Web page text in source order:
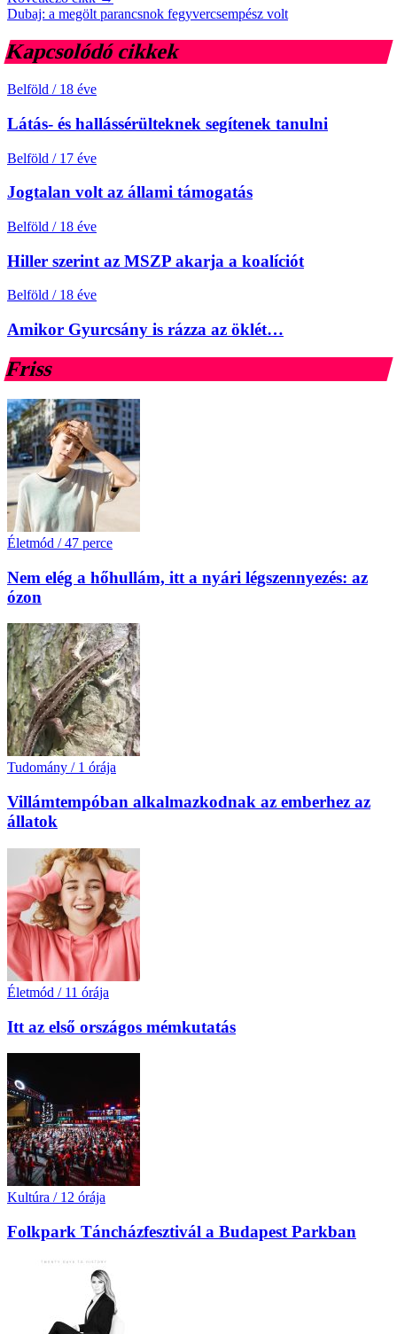
Dubaj: a megölt parancsnok fegyvercsempész volt
Kapcsolódó cikkek
Belföld / 18 éve
Látás- és hallássérülteknek segítenek tanulni
Belföld / 17 éve
Jogtalan volt az állami támogatás
Belföld / 18 éve
Hiller szerint az MSZP akarja a koalíciót
Belföld / 18 éve
Amikor Gyurcsány is rázza az öklét…
Friss
Életmód / 47 perce
Nem elég a hőhullám, itt a nyári légszennyezés: az
ózon
Tudomány / 1 órája
Villámtempóban alkalmazkodnak az emberhez az
állatok
Életmód / 11 órája
Itt az első országos mémkutatás
Kultúra / 12 órája
Folkpark Táncházfesztivál a Budapest Parkban